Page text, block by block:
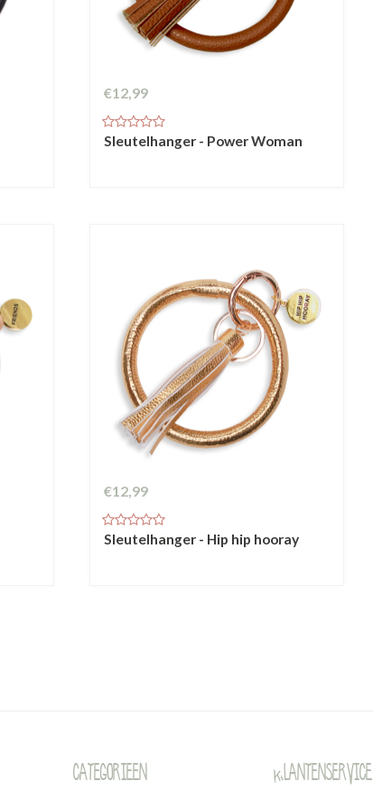
€12,99
Sleutelhanger - Power Woman
€12,99
Sleutelhanger - Hip hip hooray
Categorieen Klantenservice